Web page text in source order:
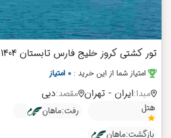
تور کشتی کروز خلیج فارس تابستان 1404
امتیاز شما از این خرید : 0 امتیاز
مبدا:ایران - تهران مقصد:دبی
هتل رفت:ماهان
بازگشت:ماهان